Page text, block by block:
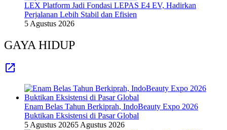
LEX Platform Jadi Fondasi LEPAS E4 EV, Hadirkan
Perjalanan Lebih Stabil dan Efisien
5 Agustus 2026
GAYA HIDUP
Enam Belas Tahun Berkiprah, IndoBeauty Expo 2026
Buktikan Eksistensi di Pasar Global
5 Agustus 20265 Agustus 2026